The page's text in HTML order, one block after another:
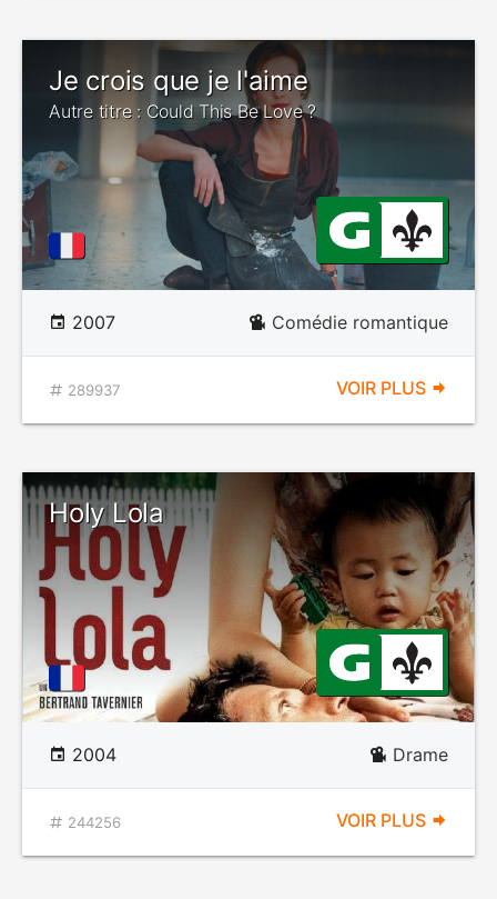
Je crois que je l'aime
Autre titre : Could This Be Love ?
2007 Comédie romantique
289937 VOIR PLUS
Holy Lola
2004 Drame
244256 VOIR PLUS